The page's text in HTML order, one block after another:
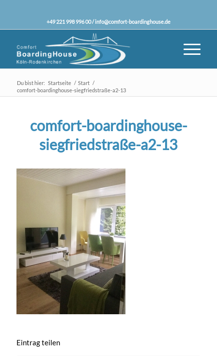
+49 221 998 996 00 /info@comfort-boardinghouse.de
Du bist hier: Startseite / Start /
comfort-boardinghouse-siegfriedstraße-a2-13
comfort-boardinghouse-
siegfriedstraße-a2-13
Eintrag teilen